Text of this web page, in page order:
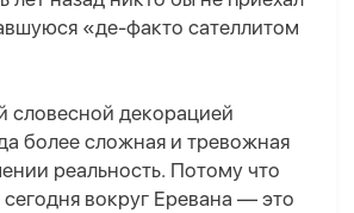
«де-факто сателлитом
словесной декорацией
более сложная и тревожная
реальность. Потому что
вокруг Еревана — это